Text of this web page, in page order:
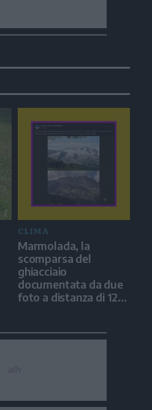
CLIMA
Marmolada, la
scomparsa del
ghiacciaio
documentata da due
foto a distanza di 12